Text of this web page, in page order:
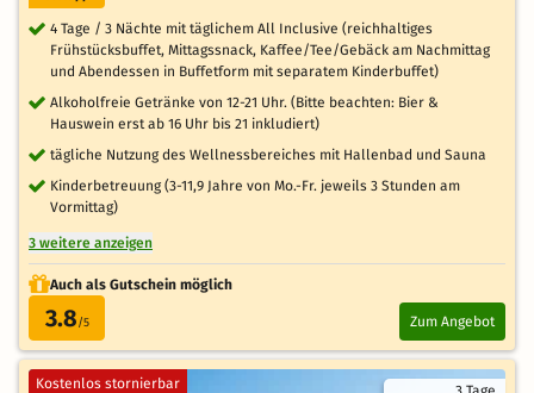
4 Tage / 3 Nächte mit täglichem All Inclusive (reichhaltiges
Frühstücksbuffet, Mittagssnack, Kaffee/Tee/Gebäck am Nachmittag
und Abendessen in Buffetform mit separatem Kinderbuffet)
Alkoholfreie Getränke von 12-21 Uhr. (Bitte beachten: Bier &
Hauswein erst ab 16 Uhr bis 21 inkludiert)
tägliche Nutzung des Wellnessbereiches mit Hallenbad und Sauna
Kinderbetreuung (3-11,9 Jahre von Mo.-Fr. jeweils 3 Stunden am
Vormittag)
3 weitere anzeigen
Auch als Gutschein möglich
3.8/5 Zum Angebot
Kostenlos stornierbar